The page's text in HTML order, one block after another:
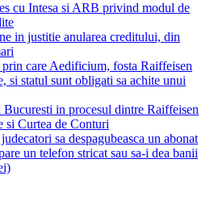
cu Intesa si ARB privind modul de
in justitie anularea creditului, din
care Aedificium, fosta Raiffeisen
si statul sunt obligati sa achite unui
in procesul dintre Raiffeisen
si Curtea de Conturi
sa despagubeasca un abonat
un telefon stricat sau sa-i dea banii